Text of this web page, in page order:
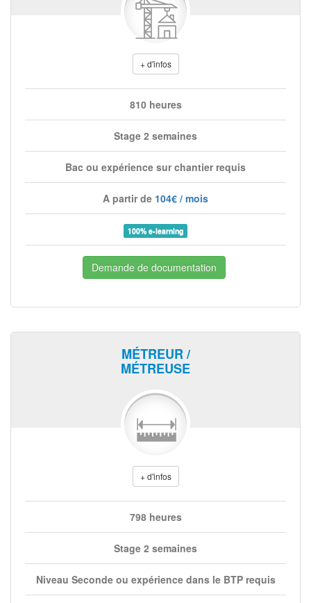
+ d'infos
810 heures
Stage 2 semaines
Bac ou expérience sur chantier requis
A partir de 104€ / mois
100% e-learning
Demande de documentation
MÉTREUR /
MÉTREUSE
+ d'infos
798 heures
Stage 2 semaines
Niveau Seconde ou expérience dans le BTP requis